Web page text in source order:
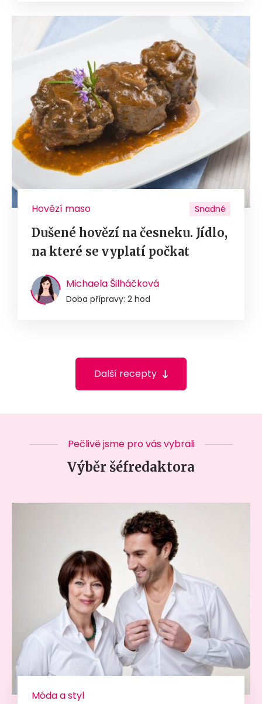
Hovězí maso Snadné
Dušené hovězí na česneku. Jídlo,
na které se vyplatí počkat
Michaela Šilháčková
Doba přípravy: 2 hod
Další recepty
Pečlivě jsme pro vás vybrali
Výběr šéfredaktora
Móda a styl